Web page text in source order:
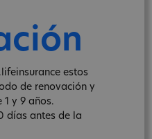
estos
de renovación y
1 y 9 años.
días antes de la